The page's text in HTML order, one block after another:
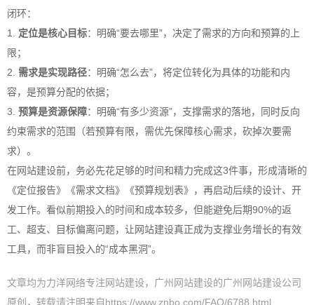
闭环：
1. 定位是核心目标：明确“要去哪里”，决定了需求的方向和预算的上
限；
2. 需求是实现路径：明确“怎么去”，将定位转化为具体的功能和内
容，是预算分配的依据；
3. 预算是资源保障：明确“有多少资源”，支撑需求的落地，同时反向
约束需求的范围（若预算有限，需优先保障核心需求，砍掉次要需
求）。
在网站建设前，务必先花足够的时间和精力完成这3件事，形成清晰的
《定位报告》《需求文档》《预算规划表》，再启动后续的设计、开
发工作。看似前期投入的时间和成本较多，但能避免后期90%的返
工、超支、目标偏离问题，让网站建设真正成为支撑业务增长的有效
工具，而非盲目投入的“成本黑洞”。
文章均为力洋网络专注网站建设，广州网站建设的广州网站建设公司
原创，转载请注明来自https://www.znbo.com/FAQ/6788.html